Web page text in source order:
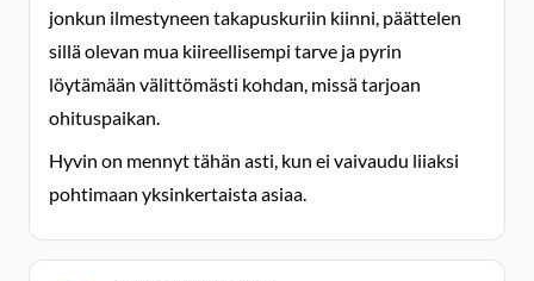
jonkun ilmestyneen takapuskuriin kiinni, päättelen
sillä olevan mua kiireellisempi tarve ja pyrin
löytämään välittömästi kohdan, missä tarjoan
ohituspaikan.
Hyvin on mennyt tähän asti, kun ei vaivaudu liiaksi
pohtimaan yksinkertaista asiaa.